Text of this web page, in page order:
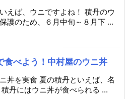
えば、ウニですよね！ 積丹のウ
護のため、６月中旬～８月下 ...
食べよう！中村屋のウニ丼
丼を実食 夏の積丹といえば、名
丹にはウニ丼が食べられる ...